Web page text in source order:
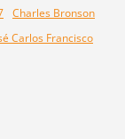
Charles Bronson
Carlos Francisco